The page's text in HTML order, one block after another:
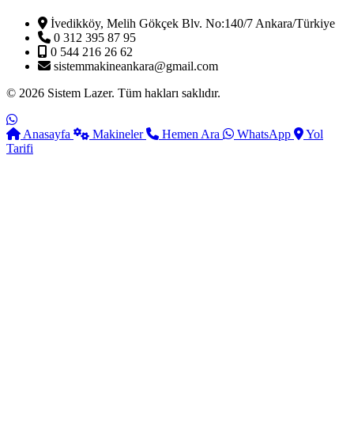
İvedikköy, Melih Gökçek Blv. No:140/7 Ankara/Türkiye
0 312 395 87 95
0 544 216 26 62
sistemmakineankara@gmail.com
© 2026 Sistem Lazer. Tüm hakları saklıdır.
Anasayfa Makineler Hemen Ara WhatsApp
Yol
Tarifi